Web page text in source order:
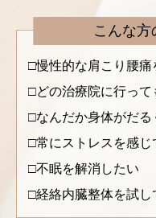
こんな方
慢性的な肩こり腰痛
どの治療院に行っ
なんだか身体がだ
常にストレスを感じ
不眠を解消したい
経絡内臓整体を試し